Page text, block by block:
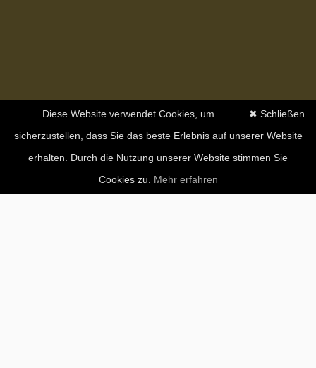
✖ Schließen
Diese Website verwendet Cookies, um
sicherzustellen, dass Sie das beste Erlebnis auf unserer Website
erhalten. Durch die Nutzung unserer Website stimmen Sie
Cookies zu. Mehr erfahren